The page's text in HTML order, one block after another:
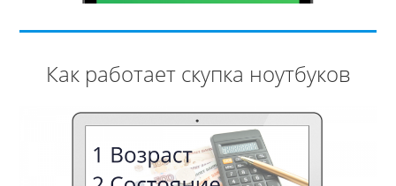
Как работает скупка ноутбуков